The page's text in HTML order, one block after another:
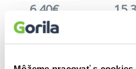
6,40€